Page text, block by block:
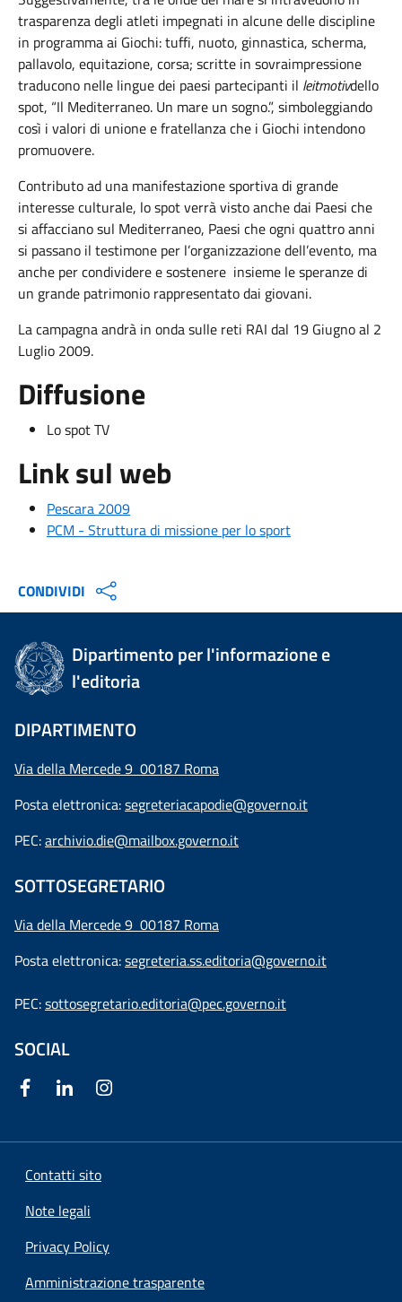
trasparenza degli atleti impegnati in alcune delle discipline
in programma ai Giochi: tuffi, nuoto, ginnastica, scherma,
pallavolo, equitazione, corsa; scritte in sovraimpressione
traducono nelle lingue dei paesi partecipanti il leitmotivdello
spot, “Il Mediterraneo. Un mare un sogno.”, simboleggiando
così i valori di unione e fratellanza che i Giochi intendono
promuovere.
Contributo ad una manifestazione sportiva di grande
interesse culturale, lo spot verrà visto anche dai Paesi che
si affacciano sul Mediterraneo, Paesi che ogni quattro anni
si passano il testimone per l’organizzazione dell’evento, ma
anche per condividere e sostenere insieme le speranze di
un grande patrimonio rappresentato dai giovani.
La campagna andrà in onda sulle reti RAI dal 19 Giugno al 2
Luglio 2009.
Diffusione
Lo spot TV
Link sul web
Pescara 2009
PCM - Struttura di missione per lo sport
CONDIVIDI
Dipartimento per l'informazione e
l'editoria
DIPARTIMENTO
Via della Mercede 9 00187 Roma
Posta elettronica:segreteriacapodie@governo.it
PEC:archivio.die@mailbox.governo.it
SOTTOSEGRETARIO
Via della Mercede 9 00187 Roma
Posta elettronica:segreteria.ss.editoria@governo.it
PEC:sottosegretario.editoria@pec.governo.it
SOCIAL
Contatti sito
Note legali
Privacy Policy
Amministrazione trasparente